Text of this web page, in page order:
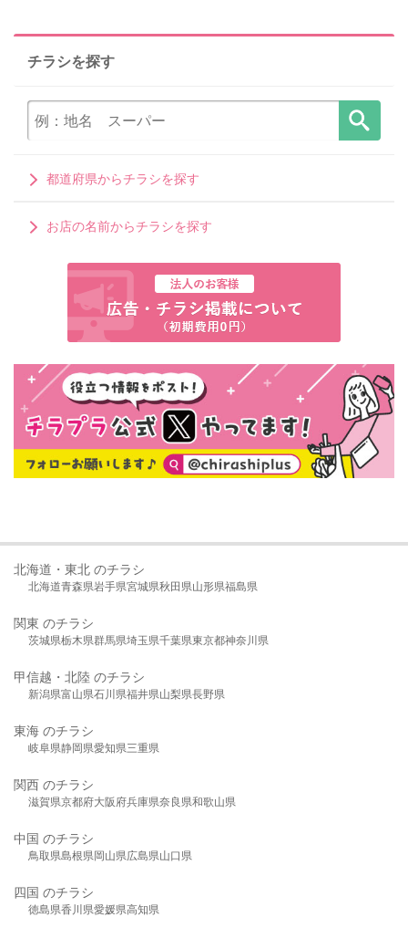
チラシを探す
都道府県からチラシを探す
お店の名前からチラシを探す
北海道・東北 のチラシ
北海道青森県岩手県宮城県秋田県山形県福島県
関東 のチラシ
茨城県栃木県群馬県埼玉県千葉県東京都神奈川県
甲信越・北陸 のチラシ
新潟県富山県石川県福井県山梨県長野県
東海 のチラシ
岐阜県静岡県愛知県三重県
関西 のチラシ
滋賀県京都府大阪府兵庫県奈良県和歌山県
中国 のチラシ
鳥取県島根県岡山県広島県山口県
四国 のチラシ
徳島県香川県愛媛県高知県